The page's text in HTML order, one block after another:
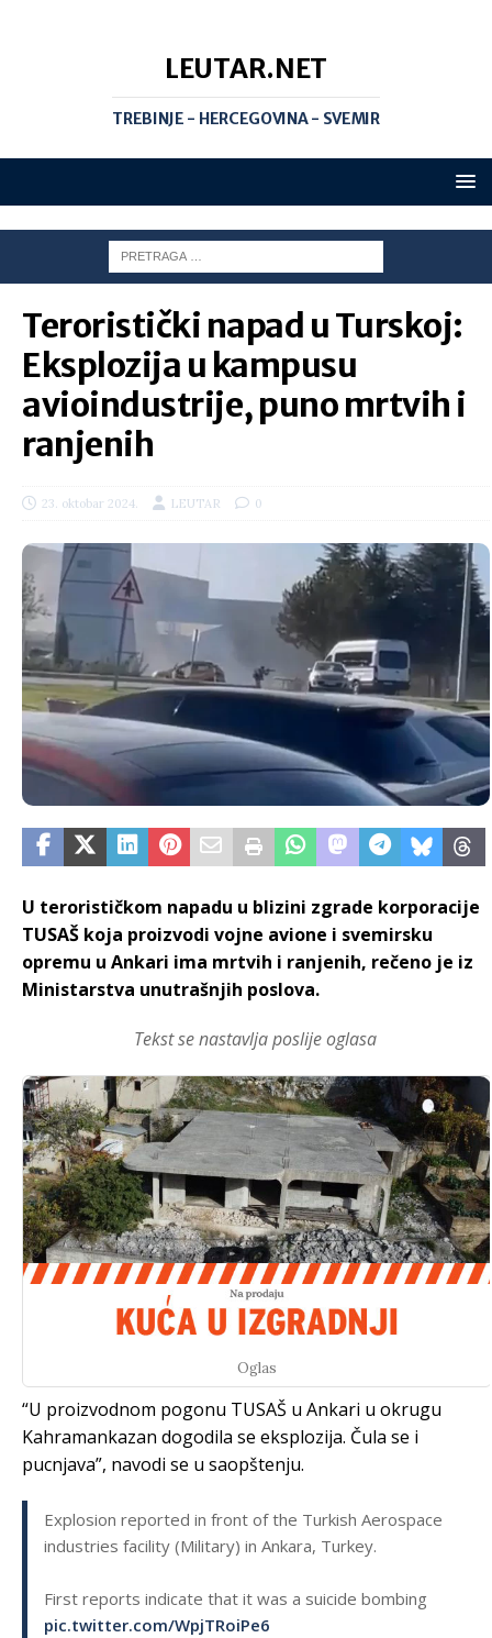
LEUTAR.NET
TREBINJE - HERCEGOVINA - SVEMIR
Teroristički napad u Turskoj:
Eksplozija u kampusu
avioindustrije, puno mrtvih i
ranjenih
23. oktobar 2024. LEUTAR 0
U terorističkom napadu u blizini zgrade korporacije
TUSAŠ koja proizvodi vojne avione i svemirsku
opremu u Ankari ima mrtvih i ranjenih, rečeno je iz
Ministarstva unutrašnjih poslova.
Tekst se nastavlja poslije oglasa
Oglas
“U proizvodnom pogonu TUSAŠ u Ankari u okrugu
Kahramankazan dogodila se eksplozija. Čula se i
pucnjava”, navodi se u saopštenju.
Explosion reported in front of the Turkish Aerospace
industries facility (Military) in Ankara, Turkey.
First reports indicate that it was a suicide bombing
pic.twitter.com/WpjTRoiPe6